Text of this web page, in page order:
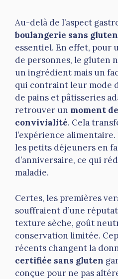
Au-delà de l’aspect
boulangerie sans gluten
essentiel. En effet, pour
de personnes, le gluten
un ingrédient mais un
qui contraint leur mode
de pains et pâtisseries
retrouver un moment
convivialité. Cela
l’expérience alimentaire.
les petits déjeuners en
d’anniversaire, ce qui
maladie.
Certes, les premières
souffraient d’une
texture sèche, goût
conservation limitée.
récents changent la
certifiée sans gluten
conçue pour ne pas